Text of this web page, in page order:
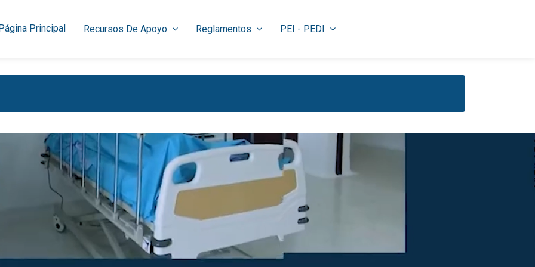
Principal Recursos De Apoyo Reglamentos PEI - PEDI